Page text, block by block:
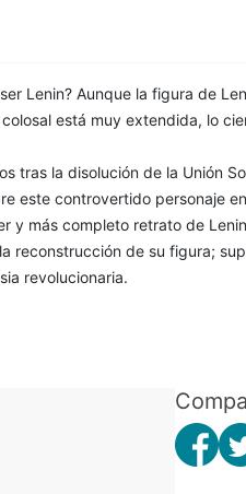
Lenin? Aunque la figura de
está muy extendida, lo
tras la disolución de la Unión
este controvertido personaje
y más completo retrato de
reconstrucción de su figura;
revolucionaria.